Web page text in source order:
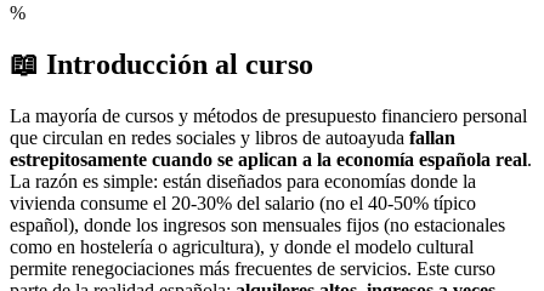
%
📖 Introducción al curso
La mayoría de cursos y métodos de presupuesto financiero personal
que circulan en redes sociales y libros de autoayuda fallan
estrepitosamente cuando se aplican a la economía española real.
La razón es simple: están diseñados para economías donde la
vivienda consume el 20-30% del salario (no el 40-50% típico
español), donde los ingresos son mensuales fijos (no estacionales
como en hostelería o agricultura), y donde el modelo cultural
permite renegociaciones más frecuentes de servicios. Este curso